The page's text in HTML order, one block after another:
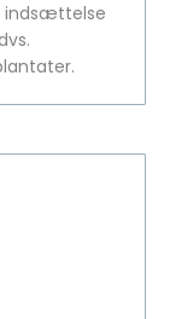
indsættelse